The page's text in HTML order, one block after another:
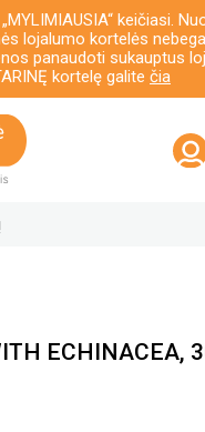
keičiasi.
lojalumo kortelės
panaudoti sukauptus
kortelę galite čia
ECHINACEA,